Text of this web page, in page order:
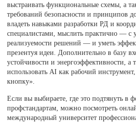
выстраивать функциональные схемы, а
требований безопасности и принципов
владеть навыками разработки РД и
специалистами, мыслить практично — с
реализуемости решений — и уметь
презентуя идеи. Дополнительно в базу
устойчивости и энергоэффективности, а
использовать AI как рабочий
кнопку».
Если вы выбираете, где это подтянуть в
профстандартам, можно посмотреть
международный университет